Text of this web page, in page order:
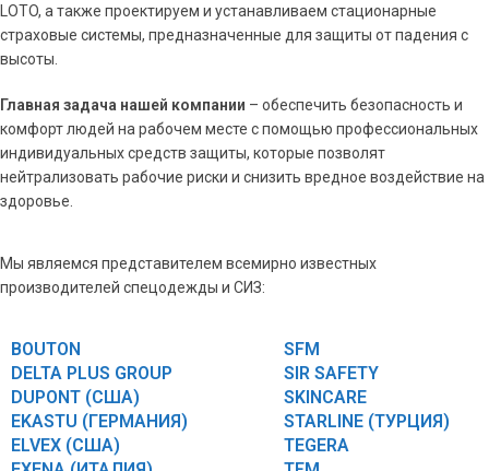
LOTO, а также проектируем и устанавливаем стационарные
страховые системы, предназначенные для защиты от падения с
высоты.
Главная задача нашей компании – обеспечить безопасность и
комфорт людей на рабочем месте с помощью профессиональных
индивидуальных средств защиты, которые позволят
нейтрализовать рабочие риски и снизить вредное воздействие на
здоровье.
Мы являемся представителем всемирно известных
производителей спецодежды и СИЗ:
BOUTON
DELTA PLUS GROUP
DUPONT (США)
EKASTU (ГЕРМАНИЯ)
ELVEX (США)
SFM
SIR SAFETY
SKINCARE
STARLINE (ТУРЦИЯ)
TEGERA